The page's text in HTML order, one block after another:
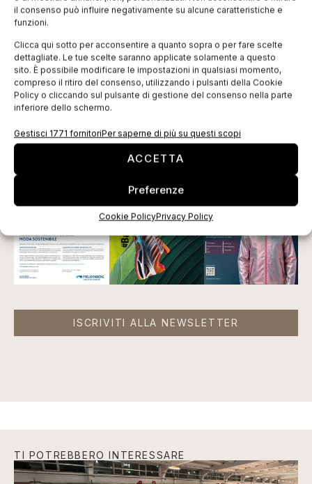
il consenso può influire negativamente su alcune caratteristiche e
funzioni.
Clicca qui sotto per acconsentire a quanto sopra o per fare scelte
dettagliate. Le tue scelte saranno applicate solamente a questo
sito. È possibile modificare le impostazioni in qualsiasi momento,
compreso il ritiro del consenso, utilizzando i pulsanti della Cookie
Policy o cliccando sul pulsante di gestione del consenso nella parte
inferiore dello schermo.
Gestisci 1771 fornitoriPer saperne di più su questi scopi
ACCETTA
Preferenze
Cookie PolicyPrivacy Policy
L’elemento distintivo della strategia aziendale,
rimasto centrale in oltre 50 anni di attività è la
rappresentanza di prodotti selezionati per l’industria
tessile abbinata a servizi di ricerca, formazione e
post venditaaltamente qualificati.
ISCRIVITI ALLA NEWSLETTER
TI POTREBBERO INTERESSARE